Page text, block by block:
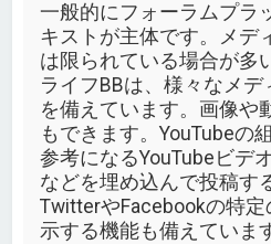
一般的にフォーラムプラ
キストが主体です。メデ
は限られている場合が多
ライフBBは、様々なメ
を備えています。画像や
もできます。YouTubeの
参考になるYouTubeビデ
などを埋め込んで投稿す
TwitterやFacebookの特
示する機能も備えていま